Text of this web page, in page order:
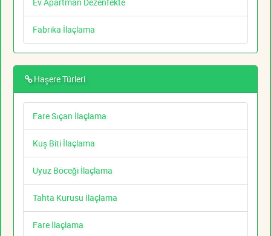
Fabrika İlaçlama
Haşere Türleri
Fare Sıçan İlaçlama
Kuş Biti İlaçlama
Uyuz Böceği İlaçlama
Tahta Kurusu İlaçlama
Fare İlaçlama